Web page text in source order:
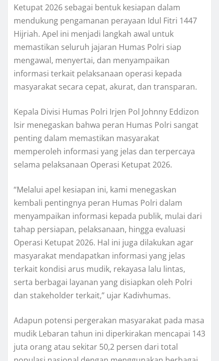
Ketupat 2026 sebagai bentuk kesiapan dalam
mendukung pengamanan perayaan Idul Fitri 1447
Hijriah. Apel ini menjadi langkah awal untuk
memastikan seluruh jajaran Humas Polri siap
mengawal, menyertai, dan menyampaikan
informasi terkait pelaksanaan operasi kepada
masyarakat secara cepat, akurat, dan transparan.
Kepala Divisi Humas Polri Irjen Pol Johnny Eddizon
Isir menegaskan bahwa peran Humas Polri sangat
penting dalam memastikan masyarakat
memperoleh informasi yang jelas dan terpercaya
selama pelaksanaan Operasi Ketupat 2026.
“Melalui apel kesiapan ini, kami menegaskan
kembali pentingnya peran Humas Polri dalam
menyampaikan informasi kepada publik, mulai dari
tahap persiapan, pelaksanaan, hingga evaluasi
Operasi Ketupat 2026. Hal ini juga dilakukan agar
masyarakat mendapatkan informasi yang jelas
terkait kondisi arus mudik, rekayasa lalu lintas,
serta berbagai layanan yang disiapkan oleh Polri
dan stakeholder terkait,” ujar Kadivhumas.
Adapun potensi pergerakan masyarakat pada masa
mudik Lebaran tahun ini diperkirakan mencapai 143
juta orang atau sekitar 50,2 persen dari total